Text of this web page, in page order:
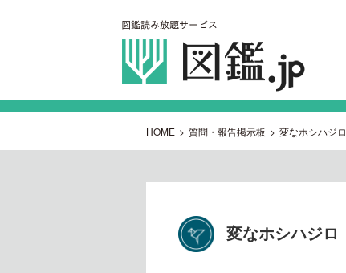
HOME > 質問・報告掲示板 > 変なホシハジロ
変なホシハジロ